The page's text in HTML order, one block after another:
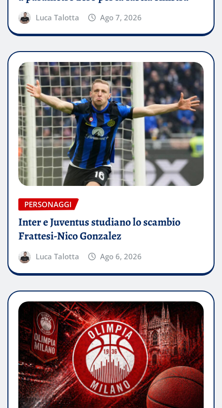
Luca Talotta Ago 7, 2026
PERSONAGGI
Inter e Juventus studiano lo scambio
Frattesi-Nico Gonzalez
Luca Talotta Ago 6, 2026